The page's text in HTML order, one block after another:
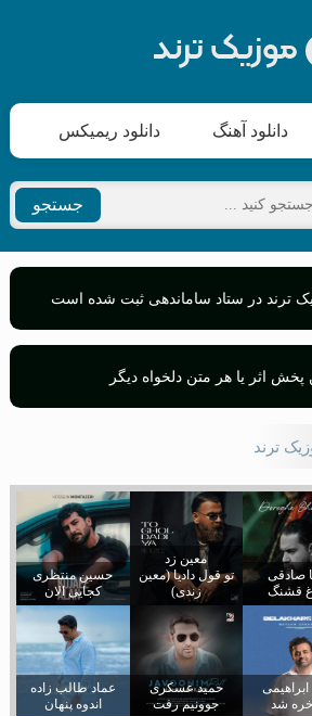
دانلود آهنگ دانلود ریمیکس
جستجو
ترند در ستاد ساماندهی ثبت شده است
پخش اثر یا هر متن دلخواه دیگر
ترند
صادقی
قشنگ
معین زد
تو قول دادیا (معین
زندی)
حسین منتظری
کجایی الان
شد
حمید عسکری
جوونیم رفت
عماد طالب زاده
اندوه پنهان